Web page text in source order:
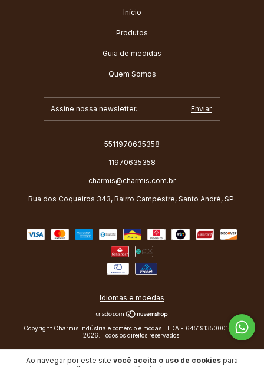
Ao navegar por este site você aceita o uso de cookies para
Início
Produtos
Guia de medidas
Quem Somos
5511970635358
11970635358
charmis@charmis.com.br
Rua dos Coqueiros 343, Bairro Campestre, Santo André, SP.
Idiomas e moedas
Copyright Charmis Indústria e comércio e modas LTDA - 64519135000140 -
2026. Todos os direitos reservados.